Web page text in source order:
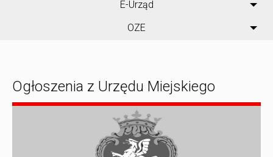
E-Urząd
OZE
Ogłoszenia z Urzędu Miejskiego